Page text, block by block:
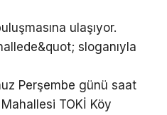
ulaşıyor.
sloganıyla
Perşembe günü saat
TOKİ Köy